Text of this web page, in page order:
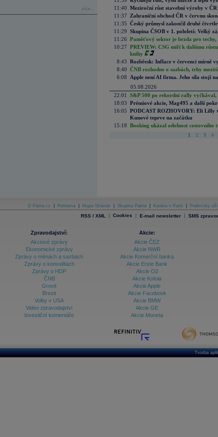
více...
11:40 Meziroční růst stavební výroby v
11:37
Zahraniční obchod ČR v červnu
11:35 Český průmysl zakončil druhé
11:29 Skupina ČSOB v 1. pololetí: Velký
11:26 Paměťový sektor je brzda pro techy,
10:27 PREVIEW: CSG míří k dalšímu
knihy
8:43 Rozbřesk: Inflace v červenci mírně
8:40 ČNB rozhodne o sazbách, trhy
6:08
Apple není AI firma. Jeho síla stojí
05.08.2026
22:01
S&P 500 po rekordní rally vyčkával,
18:03 Prémiové akcie, Mag495 a další
16:05 PODCAST ROZHOVORY: Eli Lilly
Kunové teprve na začátku
15:18 Booking ukázal odolnost cestovního
1 2 3 4
O Patria.cz Reklama Mapa Stránek Skupina Patria Kariéra v Patrii Podmínky
RSS / XML | Cookies | E-mail newsletter | SMS
Zpravodajství:
Akciové zprávy
Ekonomické zprávy
Zprávy o měnách a sazbách
Zprávy o komoditách
Zprávy o HDP
ČNB
Grexit
Brexit
Volby v USA
Video zpravodajství
Investiční komentáře
Akcie:
Akcie ČEZ
Akcie NWR
Akcie Komerční banka
Akcie Erste Bank
Akcie O2
Akcie Kofola
Akcie Apple
Akcie Facebook
Akcie BMW
Akcie GE
Akcie Moneta
Tvorba